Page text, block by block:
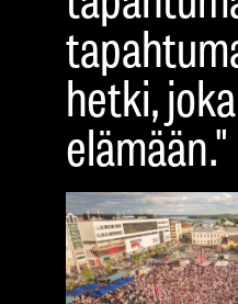
hetki,
elämään."